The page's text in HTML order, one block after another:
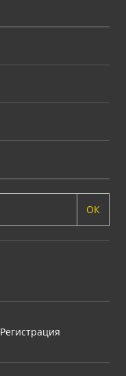
ОК
Регистрация